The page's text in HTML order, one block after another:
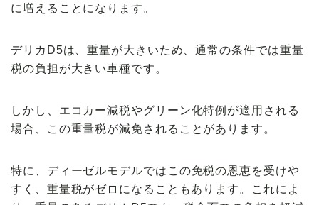
に増えることになります。
デリカD5は、重量が大きいため、通常の条件では重量
税の負担が大きい車種です。
しかし、 エコカー減税やグリーン化特例が適用される
場合、この重量税が減免されることがあります。
特に、ディーゼルモデルではこの免税の恩恵を受けや
すく、重量税がゼロになることもあります。これによ